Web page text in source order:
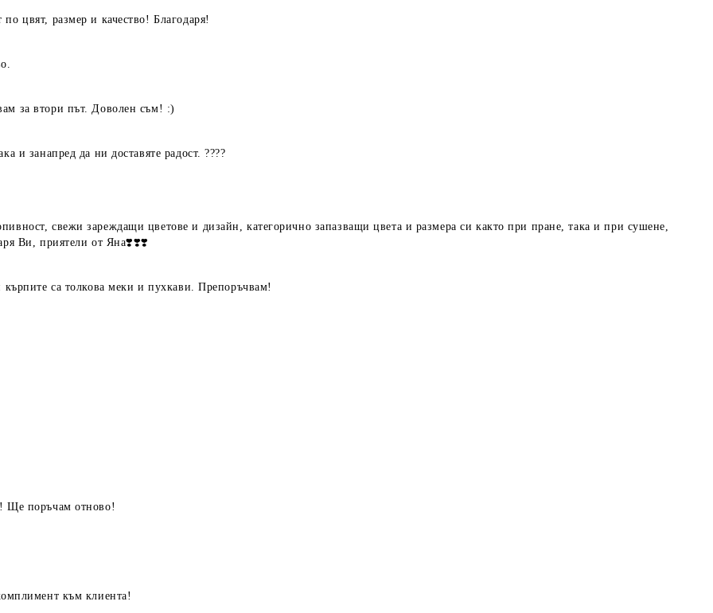
цвят, размер и качество! Благодаря!
за втори път. Доволен съм! :)
и занапред да ни доставяте радост. ????
свежи зареждащи цветове и дизайн, категорично запазващи цвета и размера си както при пране, така и при сушене,
Ви, приятели от Яна❣️❣️❣️
са толкова меки и пухкави. Препоръчвам!
Ще поръчам отново!
към клиента!